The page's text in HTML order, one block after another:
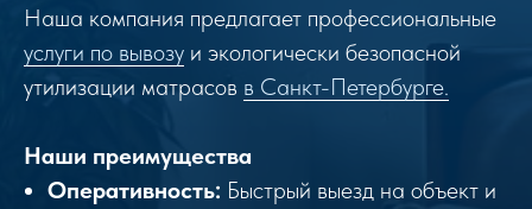
Наша компания предлагает профессиональные
услуги по вывозу и экологически безопасной
утилизации матрасов в Санкт-Петербурге.
Наши преимущества
Оперативность: Быстрый выезд на объект и